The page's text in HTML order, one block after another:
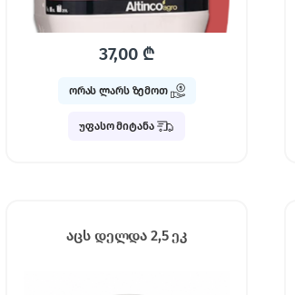
37,00 ₾
ორას ლარს ზემოთ
უფასო მიტანა
აცს დელდა 2,5 ეკ